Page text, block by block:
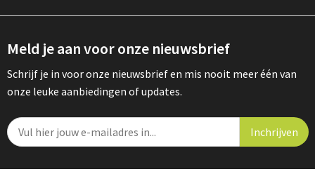
Meld je aan voor onze nieuwsbrief
Schrijf je in voor onze nieuwsbrief en mis nooit meer één van
onze leuke aanbiedingen of updates.